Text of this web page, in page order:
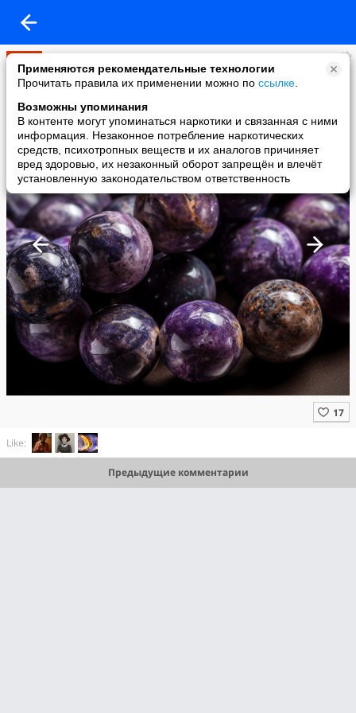
Применяются рекомендательные технологии
Прочитать правила их применении можно по ссылке
Возможны упоминания
В контенте могут упоминаться наркотики и связанная с ними
информация. Незаконное потребление наркотических
средств, психотропных веществ и их аналогов причиняет
вред здоровью, их незаконный оборот запрещён и влечёт
установленную законодательством ответственность
Мир
added a photo
01 Jun в 12:23
Like:
Предыдущие комментарии